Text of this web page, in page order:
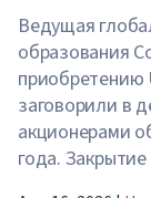
Ведущая
образования
приобретению
заговорили в
акционерами
года.